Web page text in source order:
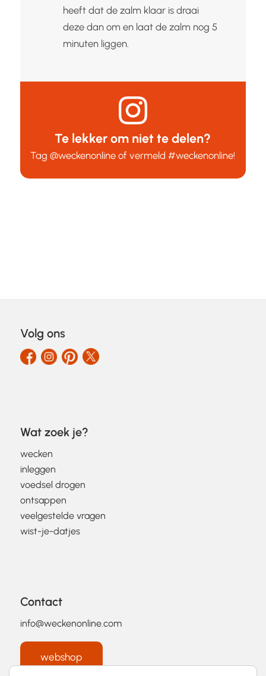
heeft dat de zalm klaar is draai
deze dan om en laat de zalm nog 5
minuten liggen.
Te lekker om niet te delen?
Tag@weckenonline of vermeld#weckenonline!
Volg ons
Wat zoek je?
wecken
inleggen
voedsel drogen
ontsappen
veelgestelde vragen
wist-je-datjes
Contact
info@weckenonline.com
webshop